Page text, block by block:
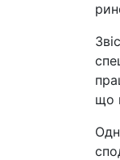
що